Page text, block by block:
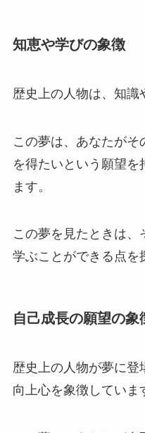
知恵や学びの象徴
歴史上の人物は、知識
この夢は、あなたがそ
を得たいという願望
ます。
この夢を見たときは、
学ぶことができる点を
自己成長の願望の象
歴史上の人物が夢に登
向上心を象徴していま